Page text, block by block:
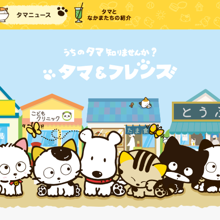
戻る タマニュース タマとなかまたちの紹介